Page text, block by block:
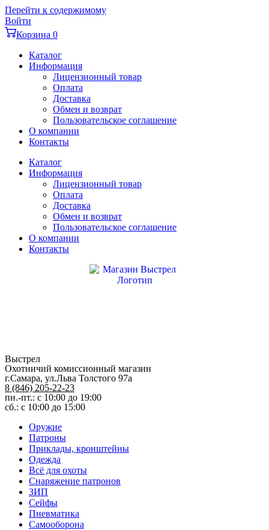
Перейти к содержимому
Войти
Корзина 0
Каталог
Информация
Лицензионный товар
Оплата
Доставка
Обмен и возврат
Пользовательское соглашение
О компании
Контакты
Каталог
Информация
Лицензионный товар
Оплата
Доставка
Обмен и возврат
Пользовательское соглашение
О компании
Контакты
Выстрел
Охотничий комиссионный магазин
г.Самара, ул.Льва Толстого 97а
8 (846) 205-22-23
пн.-пт.: с 10:00 до 19:00
сб.: с 10:00 до 15:00
Оружие
Патроны
Приклады, кронштейны
Одежда
Всё для охоты
Снаряжение патронов
ЗИП
Сейфы
Пневматика
Самооборона